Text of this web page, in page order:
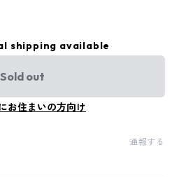
shipping available
Sold out
お住まいの方向け
通報する